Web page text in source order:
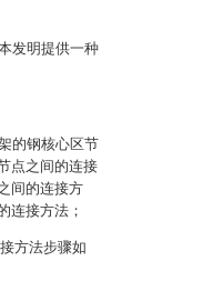
发明提供一种
的钢核心区节
点之间的连接
间的连接方
连接方法；
方法步骤如